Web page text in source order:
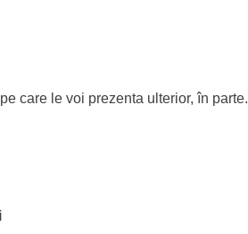
care le voi prezenta ulterior, în parte.